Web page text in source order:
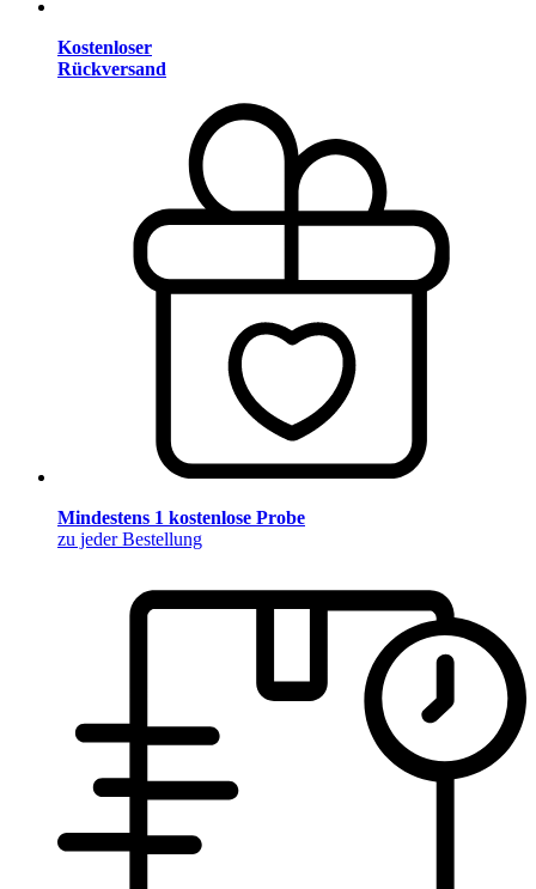
Kostenloser
Rückversand
Mindestens 1 kostenlose Probe
zu jeder Bestellung